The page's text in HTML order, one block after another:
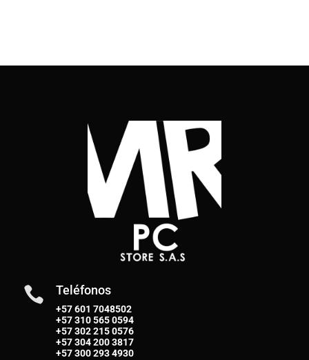
 Teléfonos
+57 601 7048502
+57310 565 0594
+57302 215 0576
+57304 200 3817
+57300 293 4930